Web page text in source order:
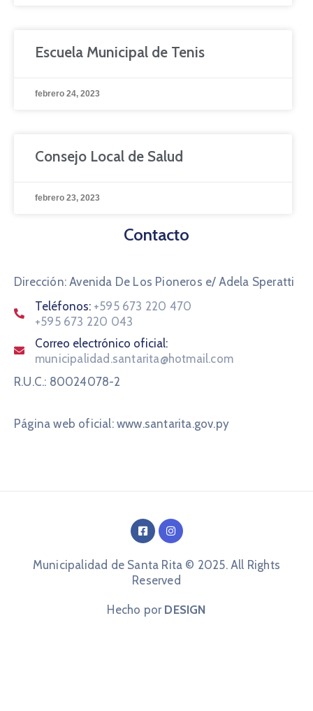
Escuela Municipal de Tenis
febrero 24, 2023
Consejo Local de Salud
febrero 23, 2023
Contacto
Dirección: Avenida De Los Pioneros e/ Adela Speratti
Teléfonos: +595 673 220 470
+595 673 220 043
Correo electrónico oficial:
municipalidad.santarita@hotmail.com
R.U.C.: 80024078-2
Página web oficial: www.santarita.gov.py
Municipalidad de Santa Rita © 2025. All Rights
Reserved
Hecho por DESIGN